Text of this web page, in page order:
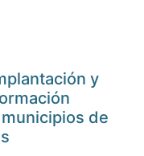
y
municipios de